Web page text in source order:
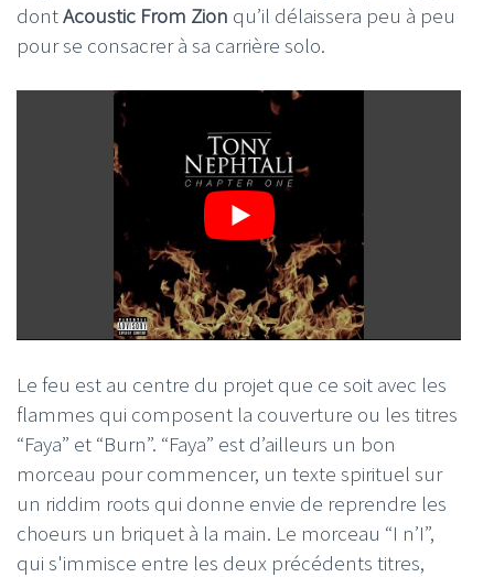
dontAcoustic From Zion qu’il délaissera peu à peu
pour se consacrer à sa carrière solo.
Le feu est au centre du projet que ce soit avec les
flammes qui composent la couverture ou les titres
“Faya” et “Burn”. “Faya” est d’ailleurs un bon
morceau pour commencer, un texte spirituel sur
un riddim roots qui donne envie de reprendre les
choeurs un briquet à la main. Le morceau “I n’I”,
qui s'immisce entre les deux précédents titres,